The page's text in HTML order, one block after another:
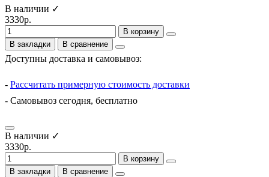
В наличии ✓
3330р.
В корзину
В закладки
В сравнение
Доступны доставка и самовывоз:
- Рассчитать примерную стоимость доставки
- Самовывоз сегодня, бесплатно
В наличии ✓
3330р.
В корзину
В закладки
В сравнение